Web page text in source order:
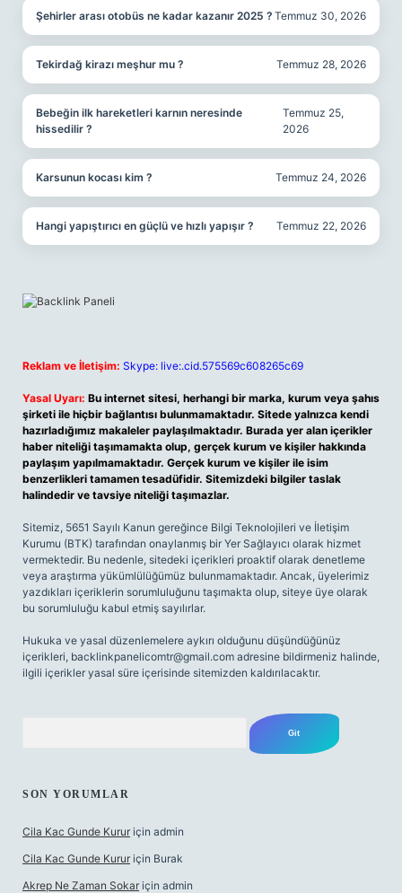
Şehirler arası otobüs ne kadar kazanır 2025 ? Temmuz 30, 2026
Tekirdağ kirazı meşhur mu ? Temmuz 28, 2026
Bebeğin ilk hareketleri karnın neresinde
hissedilir ?
Temmuz 25,
2026
Karsunun kocası kim ? Temmuz 24, 2026
Hangi yapıştırıcı en güçlü ve hızlı yapışır ? Temmuz 22, 2026
Reklam ve İletişim: Skype: live:.cid.575569c608265c69
Yasal Uyarı: Bu internet sitesi, herhangi bir marka, kurum veya şahıs
şirketi ile hiçbir bağlantısı bulunmamaktadır. Sitede yalnızca kendi
hazırladığımız makaleler paylaşılmaktadır. Burada yer alan içerikler
haber niteliği taşımamakta olup, gerçek kurum ve kişiler hakkında
paylaşım yapılmamaktadır. Gerçek kurum ve kişiler ile isim
benzerlikleri tamamen tesadüfidir. Sitemizdeki bilgiler taslak
halindedir ve tavsiye niteliği taşımazlar.
Sitemiz, 5651 Sayılı Kanun gereğince Bilgi Teknolojileri ve İletişim
Kurumu (BTK) tarafından onaylanmış bir Yer Sağlayıcı olarak hizmet
vermektedir. Bu nedenle, sitedeki içerikleri proaktif olarak denetleme
veya araştırma yükümlülüğümüz bulunmamaktadır. Ancak, üyelerimiz
yazdıkları içeriklerin sorumluluğunu taşımakta olup, siteye üye olarak
bu sorumluluğu kabul etmiş sayılırlar.
Hukuka ve yasal düzenlemelere aykırı olduğunu düşündüğünüz
içerikleri, backlinkpanelicomtr@gmail.com adresine bildirmeniz halinde,
ilgili içerikler yasal süre içerisinde sitemizden kaldırılacaktır.
SON YORUMLAR
Cila Kac Gunde Kurur için admin
Cila Kac Gunde Kurur için Burak
Akrep Ne Zaman Sokar için admin